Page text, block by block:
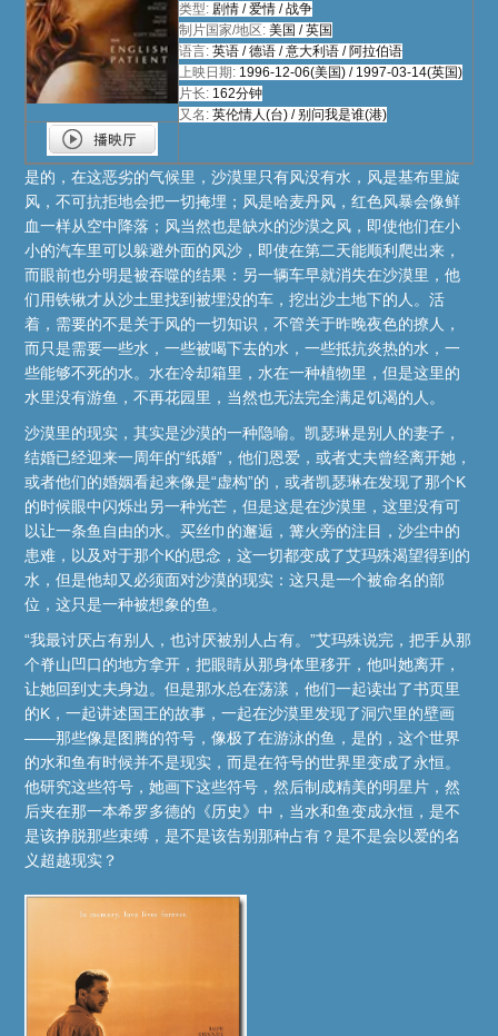
类型: 剧情 / 爱情 / 战争
制片国家/地区: 美国 / 英国
语言: 英语 / 德语 / 意大利语 / 阿拉伯语
上映日期: 1996-12-06(美国) / 1997-03-14(英国)
片长: 162分钟
又名: 英伦情人(台) / 别问我是谁(港)
是的，在这恶劣的气候里，沙漠里只有风没有水，风是基布里旋
风，不可抗拒地会把一切掩埋；风是哈麦丹风，红色风暴会像鲜
血一样从空中降落；风当然也是缺水的沙漠之风，即使他们在小
小的汽车里可以躲避外面的风沙，即使在第二天能顺利爬出来，
而眼前也分明是被吞噬的结果：另一辆车早就消失在沙漠里，他
们用铁锹才从沙土里找到被埋没的车，挖出沙土地下的人。活
着，需要的不是关于风的一切知识，不管关于昨晚夜色的撩人，
而只是需要一些水，一些被喝下去的水，一些抵抗炎热的水，一
些能够不死的水。水在冷却箱里，水在一种植物里，但是这里的
水里没有游鱼，不再花园里，当然也无法完全满足饥渴的人。
沙漠里的现实，其实是沙漠的一种隐喻。凯瑟琳是别人的妻子，
结婚已经迎来一周年的“纸婚”，他们恩爱，或者丈夫曾经离开她，
或者他们的婚姻看起来像是“虚构”的，或者凯瑟琳在发现了那个K
的时候眼中闪烁出另一种光芒，但是这是在沙漠里，这里没有可
以让一条鱼自由的水。买丝巾的邂逅，篝火旁的注目，沙尘中的
患难，以及对于那个K的思念，这一切都变成了艾玛殊渴望得到的
水，但是他却又必须面对沙漠的现实：这只是一个被命名的部
位，这只是一种被想象的鱼。
“我最讨厌占有别人，也讨厌被别人占有。”艾玛殊说完，把手从那
个脊山凹口的地方拿开，把眼睛从那身体里移开，他叫她离开，
让她回到丈夫身边。但是那水总在荡漾，他们一起读出了书页里
的K，一起讲述国王的故事，一起在沙漠里发现了洞穴里的壁画
——那些像是图腾的符号，像极了在游泳的鱼，是的，这个世界
的水和鱼有时候并不是现实，而是在符号的世界里变成了永恒。
他研究这些符号，她画下这些符号，然后制成精美的明星片，然
后夹在那一本希罗多德的《历史》中，当水和鱼变成永恒，是不
是该挣脱那些束缚，是不是该告别那种占有？是不是会以爱的名
义超越现实？